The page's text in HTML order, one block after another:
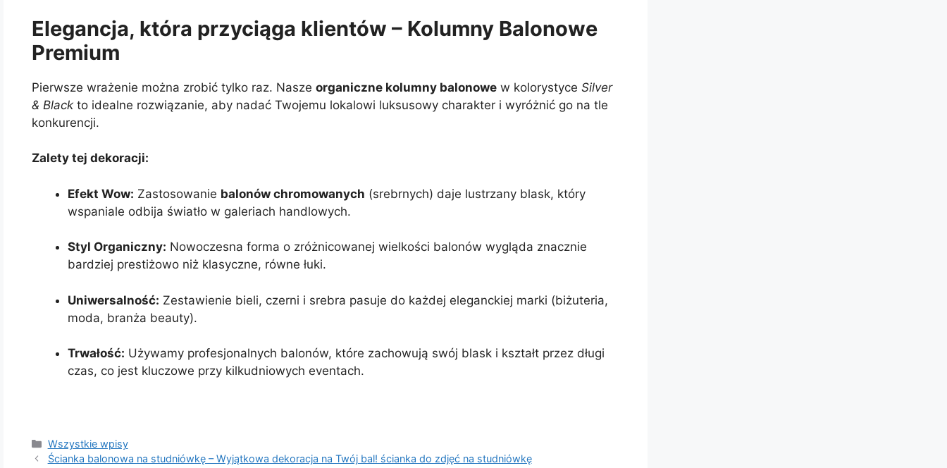
Elegancja, która przyciąga klientów – Kolumny Balonowe
Premium
Pierwsze wrażenie można zrobić tylko raz. Nasze organiczne kolumny balonowew kolorystyce Silver
& Blackto idealne rozwiązanie, aby nadać Twojemu lokalowi luksusowy charakter i wyróżnić go na tle
konkurencji.
Zalety tej dekoracji:
Efekt Wow: Zastosowanie balonów chromowanych (srebrnych) daje lustrzany blask, który
wspaniale odbija światło w galeriach handlowych.
Styl Organiczny: Nowoczesna forma o zróżnicowanej wielkości balonów wygląda znacznie
bardziej prestiżowo niż klasyczne, równe łuki.
Uniwersalność: Zestawienie bieli, czerni i srebra pasuje do każdej eleganckiej marki (biżuteria,
moda, branża beauty).
Trwałość: Używamy profesjonalnych balonów, które zachowują swój blask i kształt przez długi
czas, co jest kluczowe przy kilkudniowych eventach.
Kategorie
Wszystkie wpisy
Ścianka balonowa na studniówkę – Wyjątkowa dekoracja na Twój bal! ścianka do zdjęć na studniówkę